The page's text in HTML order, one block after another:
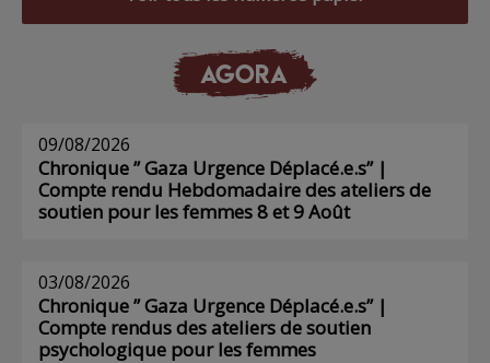
AGORA
09/08/2026
Chronique ” Gaza Urgence Déplacé.e.s” |
Compte rendu Hebdomadaire des ateliers de
soutien pour les femmes 8 et 9 Août
03/08/2026
Chronique ” Gaza Urgence Déplacé.e.s” |
Compte rendus des ateliers de soutien
psychologique pour les femmes